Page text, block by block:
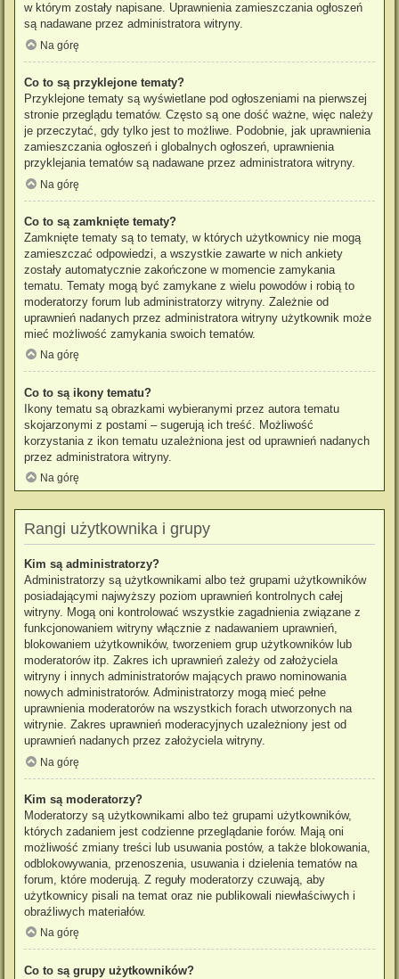
w którym zostały napisane. Uprawnienia zamieszczania ogłoszeń
są nadawane przez administratora witryny.
Na górę
Co to są przyklejone tematy?
Przyklejone tematy są wyświetlane pod ogłoszeniami na pierwszej
stronie przeglądu tematów. Często są one dość ważne, więc należy
je przeczytać, gdy tylko jest to możliwe. Podobnie, jak uprawnienia
zamieszczania ogłoszeń i globalnych ogłoszeń, uprawnienia
przyklejania tematów są nadawane przez administratora witryny.
Na górę
Co to są zamknięte tematy?
Zamknięte tematy są to tematy, w których użytkownicy nie mogą
zamieszczać odpowiedzi, a wszystkie zawarte w nich ankiety
zostały automatycznie zakończone w momencie zamykania
tematu. Tematy mogą być zamykane z wielu powodów i robią to
moderatorzy forum lub administratorzy witryny. Zależnie od
uprawnień nadanych przez administratora witryny użytkownik może
mieć możliwość zamykania swoich tematów.
Na górę
Co to są ikony tematu?
Ikony tematu są obrazkami wybieranymi przez autora tematu
skojarzonymi z postami – sugerują ich treść. Możliwość
korzystania z ikon tematu uzależniona jest od uprawnień nadanych
przez administratora witryny.
Na górę
Rangi użytkownika i grupy
Kim są administratorzy?
Administratorzy są użytkownikami albo też grupami użytkowników
posiadającymi najwyższy poziom uprawnień kontrolnych całej
witryny. Mogą oni kontrolować wszystkie zagadnienia związane z
funkcjonowaniem witryny włącznie z nadawaniem uprawnień,
blokowaniem użytkowników, tworzeniem grup użytkowników lub
moderatorów itp. Zakres ich uprawnień zależy od założyciela
witryny i innych administratorów mających prawo nominowania
nowych administratorów. Administratorzy mogą mieć pełne
uprawnienia moderatorów na wszystkich forach utworzonych na
witrynie. Zakres uprawnień moderacyjnych uzależniony jest od
uprawnień nadanych przez założyciela witryny.
Na górę
Kim są moderatorzy?
Moderatorzy są użytkownikami albo też grupami użytkowników,
których zadaniem jest codzienne przeglądanie forów. Mają oni
możliwość zmiany treści lub usuwania postów, a także blokowania,
odblokowywania, przenoszenia, usuwania i dzielenia tematów na
forum, które moderują. Z reguły moderatorzy czuwają, aby
użytkownicy pisali na temat oraz nie publikowali niewłaściwych i
obraźliwych materiałów.
Na górę
Co to są grupy użytkowników?